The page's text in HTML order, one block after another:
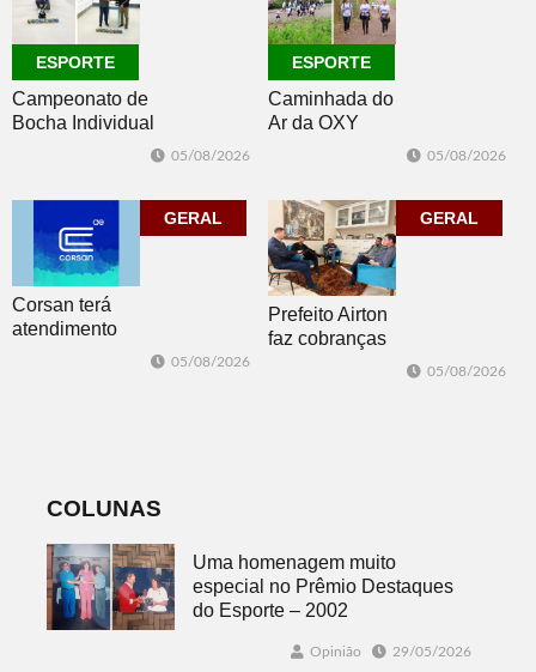
ESPORTE
Campeonato de
Bocha Individual
05/08/2026
ESPORTE
Caminhada do
Ar da OXY
Morro Reuter
05/08/2026
GERAL
Corsan terá
atendimento
05/08/2026
GERAL
Prefeito Airton
faz cobranças
sobre problemas
05/08/2026
COLUNAS
Uma homenagem muito
especial no Prêmio Destaques
do Esporte – 2002
Opinião 29/05/2026